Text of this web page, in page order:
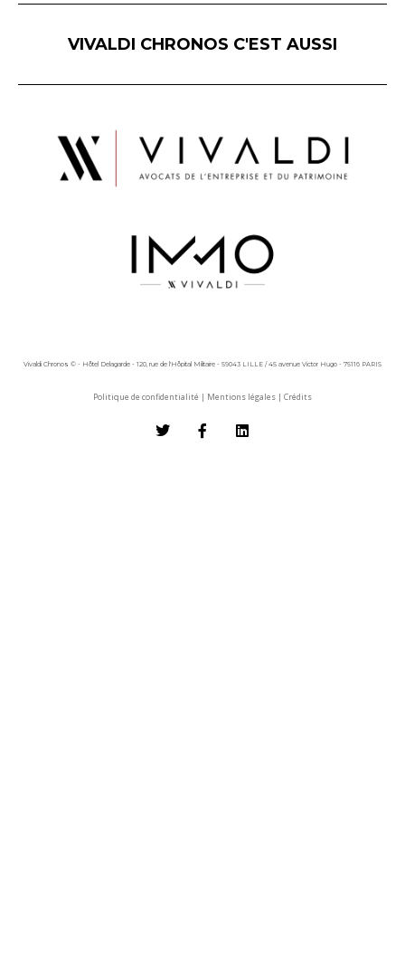
VIVALDI CHRONOS C'EST AUSSI
Vivaldi Chronos © - Hôtel Delagarde - 120, rue de l'Hôpital Militaire - 59043 LILLE / 45 avenue Victor Hugo - 75116 PARIS
Politique de confidentialité | Mentions légales | Crédits